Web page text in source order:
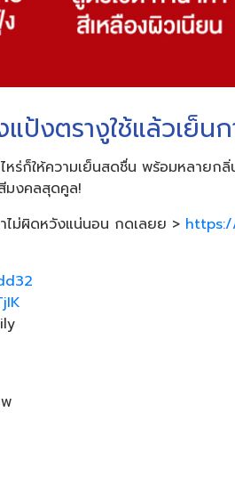
ป้งตรางูใช้แล้วเย็น
ไหร่ก็ให้ความเย็นสดชื่น พร้อมหลาย
มงคลสุดคูล!
ไม่ผิดหวังแน่นอน กดเลยย >